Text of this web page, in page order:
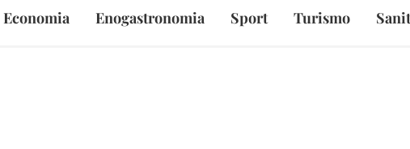
Economia Enogastronomia Sport Turismo